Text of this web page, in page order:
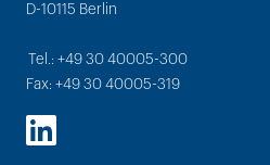
D-10115 Berlin
Tel.: +49 30 40005-300
Fax: +49 30 40005-319
LinkedIn